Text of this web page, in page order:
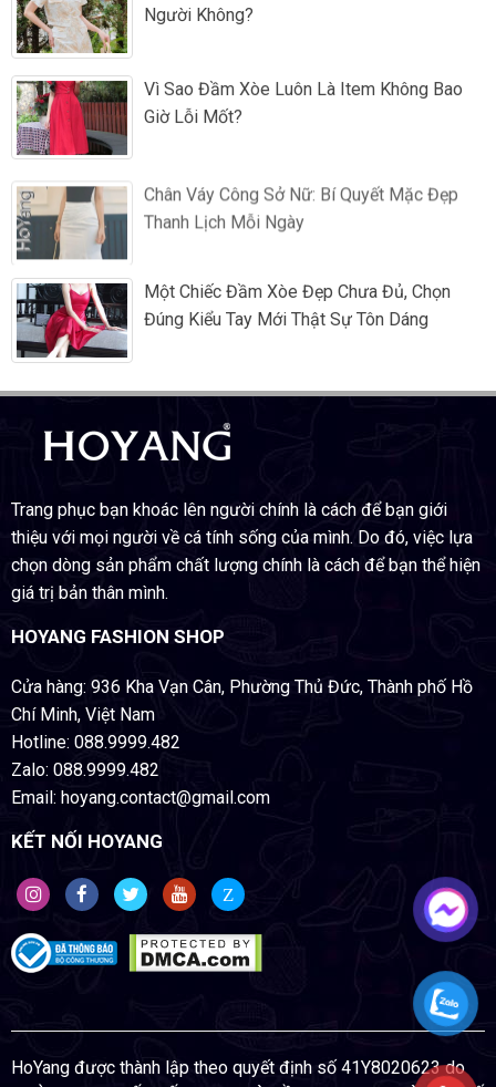
Người Không?
Vì Sao Đầm Xòe Luôn Là Item Không Bao
Giờ Lỗi Mốt?
Chân Váy Công Sở Nữ: Bí Quyết Mặc Đẹp
Thanh Lịch Mỗi Ngày
Một Chiếc Đầm Xòe Đẹp Chưa Đủ, Chọn
Đúng Kiểu Tay Mới Thật Sự Tôn Dáng
Trang phục bạn khoác lên người chính là cách để bạn giới
thiệu với mọi người về cá tính sống của mình. Do đó, việc lựa
chọn dòng sản phẩm chất lượng chính là cách để bạn thể hiện
giá trị bản thân mình.
HOYANG FASHION SHOP
Cửa hàng: 936 Kha Vạn Cân, Phường Thủ Đức, Thành phố Hồ
Chí Minh, Việt Nam
Hotline: 088.9999.482
Zalo: 088.9999.482
Email: hoyang.contact@gmail.com
KẾT NỐI HOYANG
Z
HoYang được thành lập theo quyết định số 41Y8020623 do